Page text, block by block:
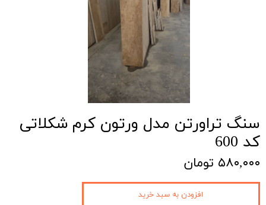
سنگ‌ تراورتن مدل ورتون کرم شکلاتی
کد 600
۵۸۰,۰۰۰ تومان
افزودن به سبد خرید